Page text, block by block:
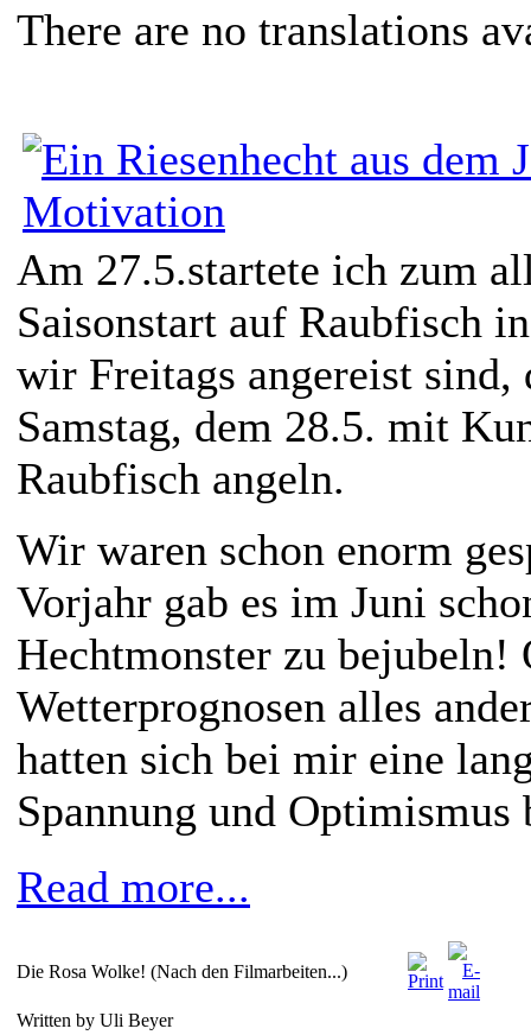
There are no translations
Am 27.5.startete ich zum
Saisonstart auf Raubfisch
wir Freitags angereist
Samstag, dem 28.5. mit
Raubfisch angeln.
Wir waren schon enorm
Vorjahr gab es im Juni
Hechtmonster zu bejubeln!
Wetterprognosen alles
hatten sich bei mir eine
Spannung und Optimismus
Read more...
Die Rosa Wolke! (Nach den Filmarbeiten...)
Written by Uli Beyer